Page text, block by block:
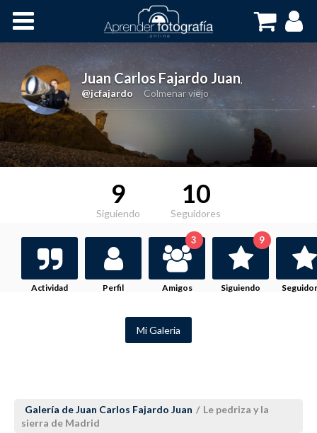
Cursos OnLine
Juan Carlos Fajardo Juan,
@jcfajardo
Colmenar viejo
9
Siguiendo
10
Seguidores
Actividad Perfil Amigos
3
Siguiendo
9
Mi Galeria
Galería de Juan Carlos Fajardo Juan / Le pedriza y la
sierra de Madrid